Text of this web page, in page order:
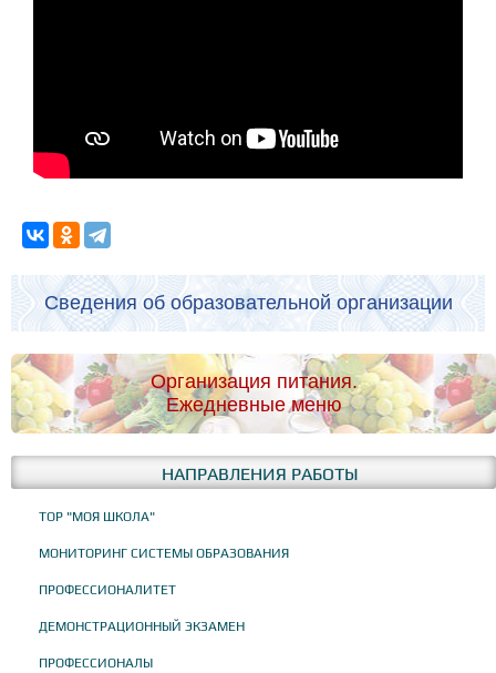
Сведения об образовательной организации
Организация питания.
Ежедневные меню
НАПРАВЛЕНИЯ РАБОТЫ
ТОР "МОЯ ШКОЛА"
МОНИТОРИНГ СИСТЕМЫ ОБРАЗОВАНИЯ
ПРОФЕССИОНАЛИТЕТ
ДЕМОНСТРАЦИОННЫЙ ЭКЗАМЕН
ПРОФЕССИОНАЛЫ